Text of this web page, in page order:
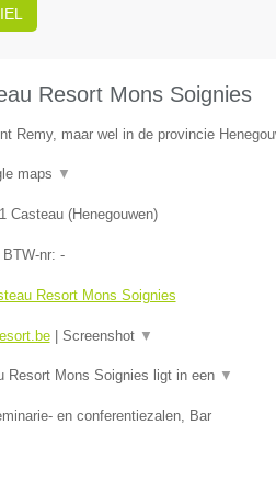
Resort Mons Soignies
Remy, maar wel in de provincie
maps ▼
Casteau(Henegouwen)
nr: -
Resort Mons Soignies
| Screenshot ▼
Resort Mons Soignies ligt in een ▼
en conferentiezalen, Bar